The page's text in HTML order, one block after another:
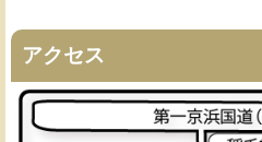
アクセス